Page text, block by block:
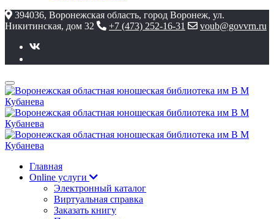
394036, Воронежская область, город Воронеж, ул.
Никитинская, дом 32
+7 (473) 252-16-31 voub@govvrn.ru
Главная
Online услуги
Электронный каталог
Виртуальная справка
Заказать книгу